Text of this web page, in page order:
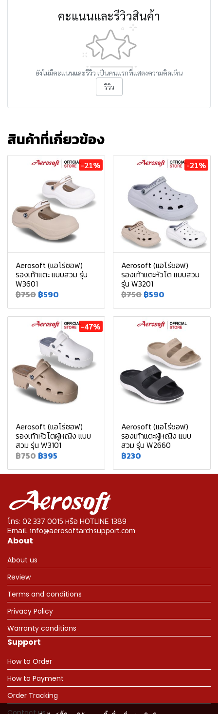
คะแนนและรีวิวสินค้า
ยังไม่มีคะแนนและรีวิว เป็นคนแรกที่แสดงความคิดเห็น
รีวิว
สินค้าที่เกี่ยวข้อง
-21%
Aerosoft (แอโร่ซอฟ)
รองเท้าแตะ แบบสวม รุ่น
W3601
฿750 ฿590
-21%
Aerosoft (แอโร่ซอฟ)
รองเท้าแตะหัวโต แบบสวม
รุ่น W3201
฿750 ฿590
-47%
Aerosoft (แอโร่ซอฟ)
รองเท้าหัวโตผู้หญิง แบบ
สวม รุ่น W3101
฿750 ฿395
Aerosoft (แอโร่ซอฟ)
รองเท้าแตะผู้หญิง แบบ
สวม รุ่น W2660
฿230
โทร: 02 337 0015 หรือ HOTLINE 1389
Email: info@aerosoftarchsupport.com
About
About us
Review
Terms and conditions
Privacy Policy
Warranty conditions
Support
How to Order
How to Payment
Order Tracking